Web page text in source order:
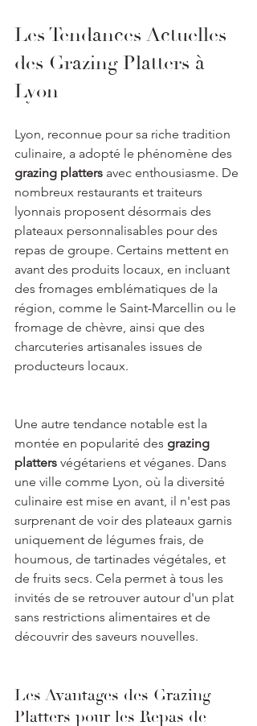
Les Tendances Actuelles
des Grazing Platters à
Lyon
Lyon, reconnue pour sa riche tradition
culinaire, a adopté le phénomène des
grazing platters avec enthousiasme. De
nombreux restaurants et traiteurs
lyonnais proposent désormais des
plateaux personnalisables pour des
repas de groupe. Certains mettent en
avant des produits locaux, en incluant
des fromages emblématiques de la
région, comme le Saint-Marcellin ou le
fromage de chèvre, ainsi que des
charcuteries artisanales issues de
producteurs locaux.
Une autre tendance notable est la
montée en popularité des grazing
platters végétariens et véganes. Dans
une ville comme Lyon, où la diversité
culinaire est mise en avant, il n'est pas
surprenant de voir des plateaux garnis
uniquement de légumes frais, de
houmous, de tartinades végétales, et
de fruits secs. Cela permet à tous les
invités de se retrouver autour d'un plat
sans restrictions alimentaires et de
découvrir des saveurs nouvelles.
Les Avantages des Grazing
Platters pour les Repas de